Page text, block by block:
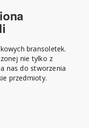
bransoletek.
nie tylko z
nas do stworzenia
przedmioty.